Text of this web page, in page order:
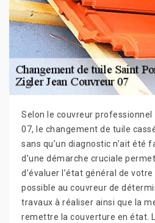
Selon le couvreur
07, le changement de tuile
sans qu’un diagnostic n’ait été
d’une démarche cruciale
d’évaluer l’état général de
possible au couvreur de
travaux à réaliser ainsi que la
remettre la couverture en état.